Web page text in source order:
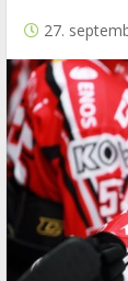
27.